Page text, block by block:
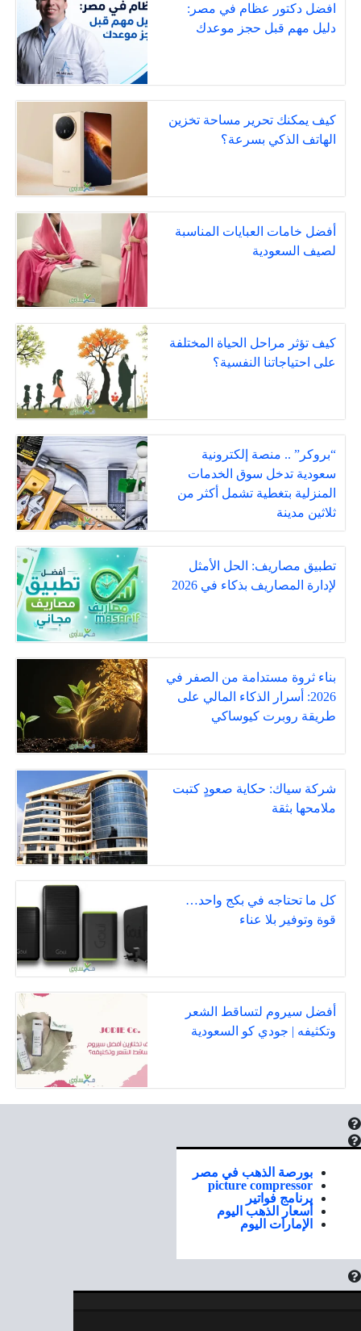
افضل دكتور عظام في مصر:
دليل مهم قبل حجز موعدك
كيف يمكنك تحرير مساحة تخزين
الهاتف الذكي بسرعة؟
أفضل خامات العبايات المناسبة
لصيف السعودية
كيف تؤثر مراحل الحياة المختلفة
على احتياجاتنا النفسية؟
“بروكر” .. منصة إلكترونية
سعودية تدخل سوق الخدمات
المنزلية بتغطية تشمل أكثر من
ثلاثين مدينة
تطبيق مصاريف: الحل الأمثل
لإدارة المصاريف بذكاء في 2026
بناء ثروة مستدامة من الصفر في
2026: أسرار الذكاء المالي على
طريقة روبرت كيوساكي
شركة سياك: حكاية صعودٍ كتبت
ملامحها بثقة
كل ما تحتاجه في بكج واحد…
قوة وتوفير بلا عناء
أفضل سيروم لتساقط الشعر
وتكثيفه | جودي كو السعودية
بورصة الذهب في مصر
picture compressor
برنامج فواتير
أسعار الذهب اليوم
الإمارات اليوم